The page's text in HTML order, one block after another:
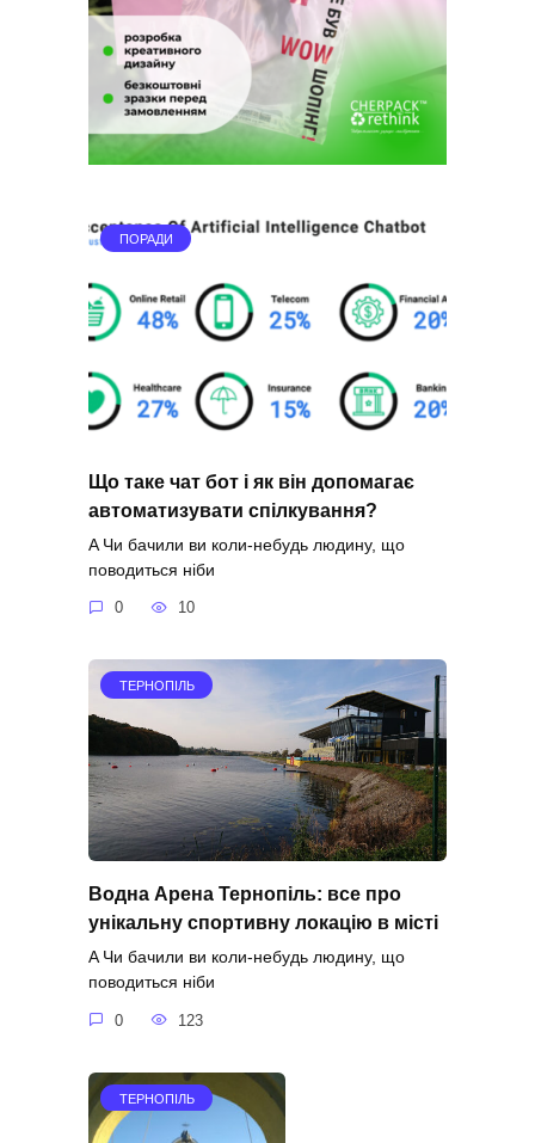
ПОРАДИ
Що таке чат бот і як він допомагає
автоматизувати спілкування?
A Чи бачили ви коли-небудь людину, що
поводиться ніби
0 10
ТЕРНОПІЛЬ
Водна Арена Тернопіль: все про
унікальну спортивну локацію в місті
A Чи бачили ви коли-небудь людину, що
поводиться ніби
0 123
ТЕРНОПІЛЬ